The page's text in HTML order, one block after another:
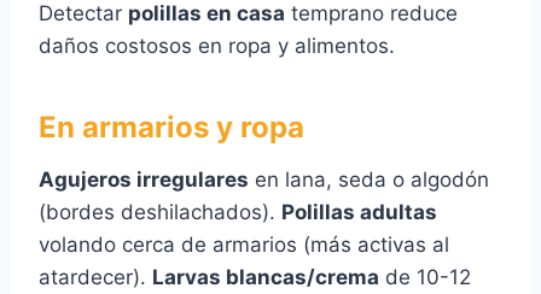
Detectar polillas en casa temprano reduce
daños costosos en ropa y alimentos.
En armarios y ropa
Agujeros irregulares en lana, seda o algodón
(bordes deshilachados). Polillas adultas
volando cerca de armarios (más activas al
atardecer). Larvas blancas/crema de 10-12